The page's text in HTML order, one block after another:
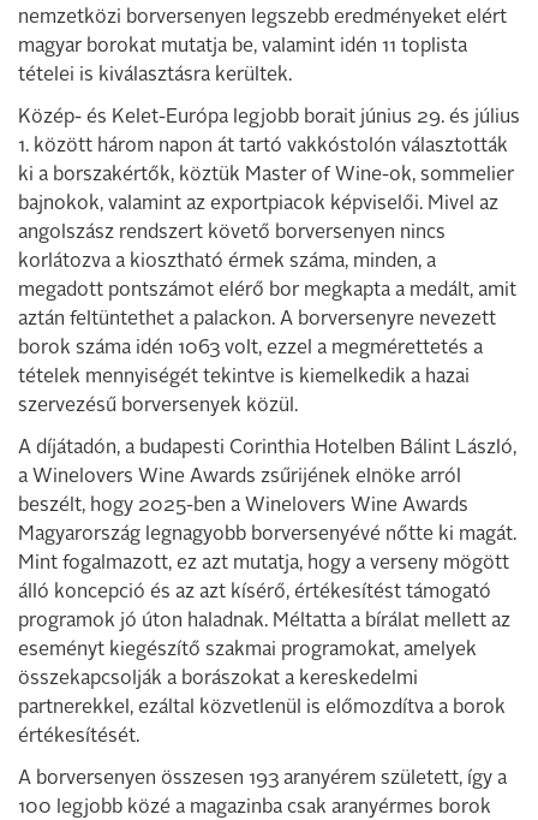
nemzetközi borversenyen legszebb eredményeket elért
magyar borokat mutatja be, valamint idén 11 toplista
tételei is kiválasztásra kerültek.
Közép- és Kelet-Európa legjobb borait június 29. és július
1. között három napon át tartó vakkóstolón választották
ki a borszakértők, köztük Master of Wine-ok, sommelier
bajnokok, valamint az exportpiacok képviselői. Mivel az
angolszász rendszert követő borversenyen nincs
korlátozva a kiosztható érmek száma, minden, a
megadott pontszámot elérő bor megkapta a medált, amit
aztán feltüntethet a palackon. A borversenyre nevezett
borok száma idén 1063 volt, ezzel a megmérettetés a
tételek mennyiségét tekintve is kiemelkedik a hazai
szervezésű borversenyek közül.
A díjátadón, a budapesti Corinthia Hotelben Bálint László,
a Winelovers Wine Awards zsűrijének elnöke arról
beszélt, hogy 2025-ben a Winelovers Wine Awards
Magyarország legnagyobb borversenyévé nőtte ki magát.
Mint fogalmazott, ez azt mutatja, hogy a verseny mögött
álló koncepció és az azt kísérő, értékesítést támogató
programok jó úton haladnak. Méltatta a bírálat mellett az
eseményt kiegészítő szakmai programokat, amelyek
összekapcsolják a borászokat a kereskedelmi
partnerekkel, ezáltal közvetlenül is előmozdítva a borok
értékesítését.
A borversenyen összesen 193 aranyérem született, így a
100 legjobb közé a magazinba csak aranyérmes borok